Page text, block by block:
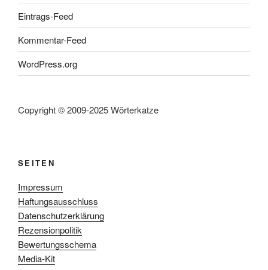
Eintrags-Feed
Kommentar-Feed
WordPress.org
Copyright © 2009-2025 Wörterkatze
SEITEN
Impressum
Haftungsausschluss
Datenschutzerklärung
Rezensionpolitik
Bewertungsschema
Media-Kit